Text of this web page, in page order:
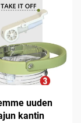
uuden
kantin